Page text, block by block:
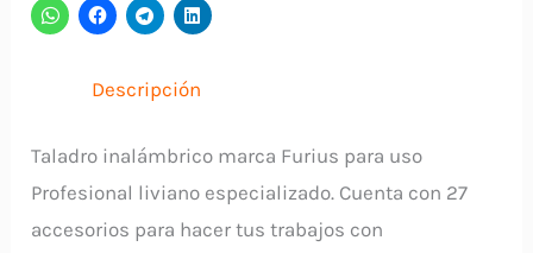
Descripción
Taladro inalámbrico marca Furius para uso
Profesional liviano especializado. Cuenta con 27
accesorios para hacer tus trabajos con